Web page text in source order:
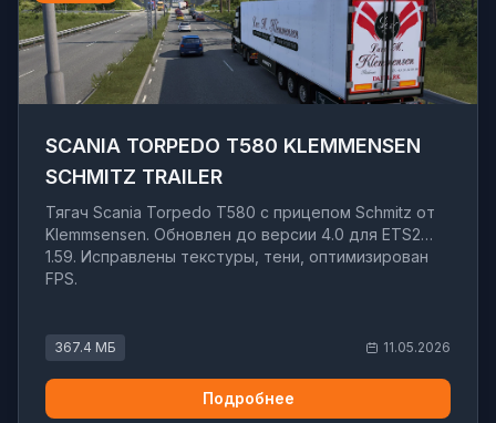
SCANIA TORPEDO T580 KLEMMENSEN
SCHMITZ TRAILER
Тягач Scania Torpedo T580 с прицепом Schmitz от
Klemmsensen. Обновлен до версии 4.0 для ETS2
1.59. Исправлены текстуры, тени, оптимизирован
FPS.
367.4 МБ 11.05.2026
Подробнее